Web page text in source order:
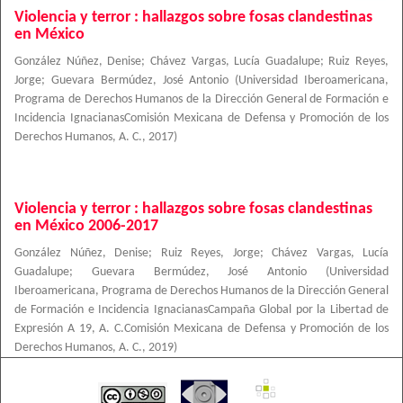
Violencia y terror : hallazgos sobre fosas clandestinas
en México
González Núñez, Denise; Chávez Vargas, Lucía Guadalupe;
Ruiz Reyes,
Jorge; Guevara Bermúdez, José Antonio (Universidad Iberoamericana,
Programa de Derechos Humanos de la Dirección General de Formación e
Incidencia IgnacianasComisión Mexicana de Defensa y Promoción de los
Derechos Humanos, A. C., 2017)
Violencia y terror : hallazgos sobre fosas clandestinas
en México 2006-2017
González Núñez, Denise; Ruiz Reyes, Jorge; Chávez Vargas, Lucía
Guadalupe; Guevara Bermúdez, José Antonio (Universidad
Iberoamericana, Programa de Derechos Humanos de la Dirección General
de Formación e Incidencia IgnacianasCampaña Global por la Libertad de
Expresión A 19, A. C.Comisión Mexicana de Defensa y Promoción de los
Derechos Humanos, A. C., 2019)